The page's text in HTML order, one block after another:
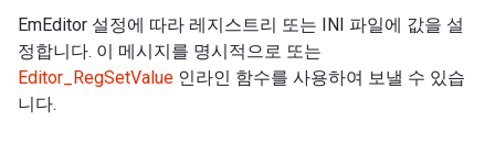
EmEditor 설정에 따라 레지스트리 또는 INI 파일에 값을 설
정합니다. 이 메시지를 명시적으로 또는
Editor_RegSetValue 인라인 함수를 사용하여 보낼 수 있습
니다.